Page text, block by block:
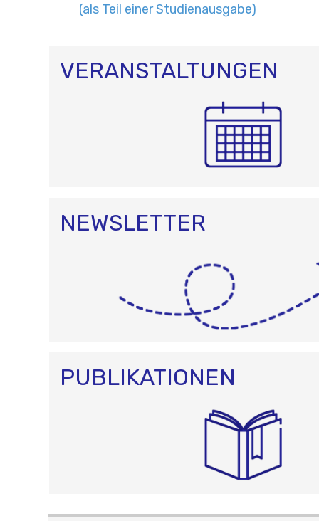
(als Teil einer Studienausgabe)
VERANSTALTUNGEN
NEWSLETTER
PUBLIKATIONEN